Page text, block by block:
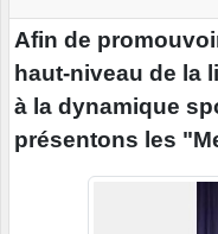
Afin de
haut-niveau de la
à la dynamique
présentons les